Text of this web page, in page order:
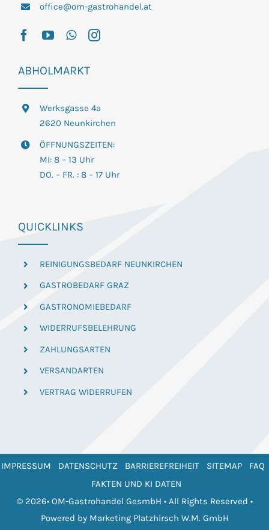
office@om-gastrohandel.at
ABHOLMARKT
Werksgasse 4a
2620 Neunkirchen
ÖFFNUNGSZEITEN:
MI: 8 – 13 Uhr
DO. – FR. : 8 – 17 Uhr
QUICKLINKS
REINIGUNGSBEDARF NEUNKIRCHEN
GASTROBEDARF GRAZ
GASTRONOMIEBEDARF
WIDERRUFSBELEHRUNG
ZAHLUNGSARTEN
VERSANDARTEN
VERTRAG WIDERRUFEN
IMPRESSUM DATENSCHUTZ BARRIEREFREIHEIT SITEMAP
FAQ
FAKTEN UND KI DATEN
© 2026• OM-Gastrohandel GesmbH • All Rights Reserved •
Powered by Marketing Platzhirsch W.M. GmbH